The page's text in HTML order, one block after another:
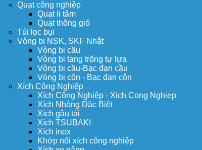
Quạt công nghiệp
Quạt li tâm
Quạt thông gió
Túi lọc bụi
Vòng bi NSK, SKF Nhật
Vòng bi cầu
Vòng bi tang trống tự lựa
Vòng bi cầu-Bạc đạn cầu
Vòng bi côn - Bạc đạn côn
Xích Công Nghiệp
Xích Công Nghiệp - Xich Cong Nghiep
Xích Nhông Đặc Biệt
Xích gầu tải
Xích TSUBAKI
Xích inox
Khớp nối xích công nghiệp